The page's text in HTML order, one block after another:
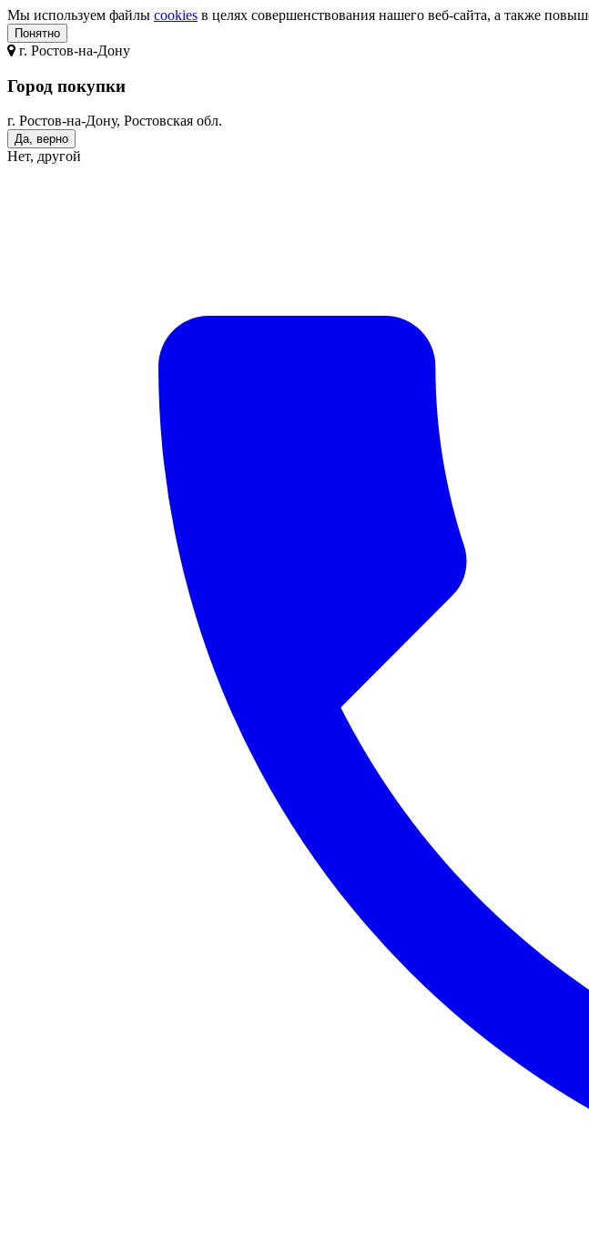
Мы используем файлы cookies в целях совершенствования нашего веб-сайта, а также
Понятно
г. Ростов-на-Дону
Город покупки
г. Ростов-на-Дону, Ростовская обл.
Да, верно
Нет, другой